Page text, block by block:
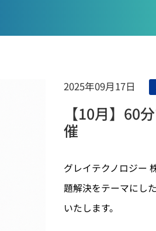
ンスが可能になる革命的なサービス。
テクニカルライティング
専門的な技術理解力で技術情報を正確に、
2025年09月17日
【10月】60
催
グレイテクノロジー
題解決をテーマにし
いたします。